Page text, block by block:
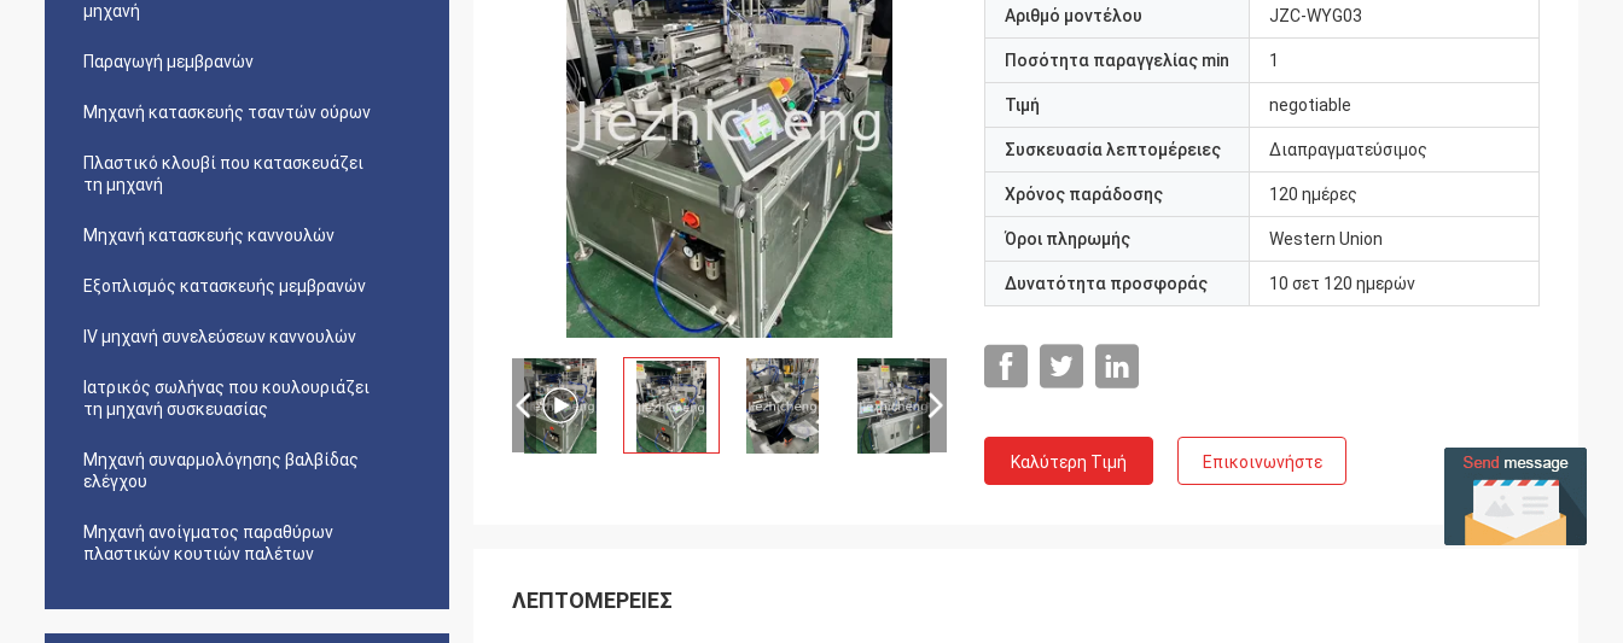
μηχανή
Παραγωγή μεμβρανών
Μηχανή κατασκευής τσαντών ούρων
Πλαστικό κλουβί που κατασκευάζει
τη μηχανή
Μηχανή κατασκευής καννουλών
Εξοπλισμός κατασκευής μεμβρανών
IV μηχανή συνελεύσεων καννουλών
Ιατρικός σωλήνας που κουλουριάζει
τη μηχανή συσκευασίας
Μηχανή συναρμολόγησης βαλβίδας
ελέγχου
Μηχανή ανοίγματος παραθύρων
πλαστικών κουτιών παλέτων
Αριθμό μοντέλου JZC-WYG03
Ποσότητα παραγγελίας min 1
Τιμή negotiable
Συσκευασία λεπτομέρειες Διαπραγματεύσιμος
Χρόνος παράδοσης 120 ημέρες
Όροι πληρωμής Western Union
Δυνατότητα προσφοράς 10 σετ 120 ημερών
Καλύτερη Τιμή Επικοινωνήστε
ΛΕΠΤΟΜΈΡΕΙΕΣ